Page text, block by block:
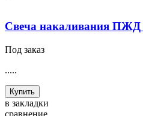
Свеча накаливания
Под заказ
.....
Купить
в закладки
сравнение